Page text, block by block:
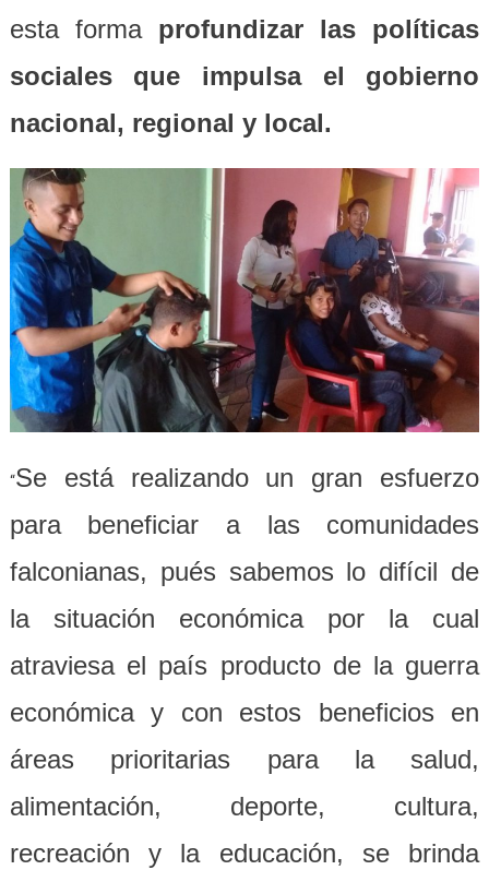
esta forma profundizar las políticas
sociales que impulsa el gobierno
nacional, regional y local.
“Se está realizando un gran esfuerzo
para beneficiar a las comunidades
falconianas, pués sabemos lo difícil de
la situación económica por la cual
atraviesa el país producto de la guerra
económica y con estos beneficios en
áreas prioritarias para la salud,
alimentación, deporte, cultura,
recreación y la educación, se brinda